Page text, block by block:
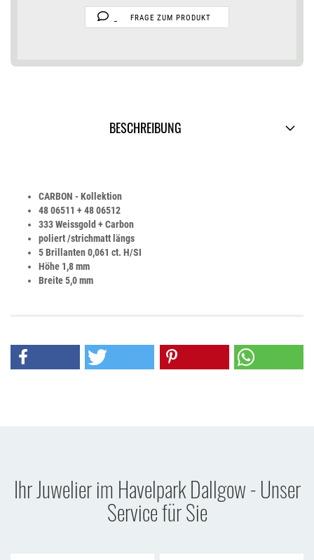
FRAGE ZUM PRODUKT
BESCHREIBUNG
CARBON - Kollektion
48 06511 + 48 06512
333 Weissgold + Carbon
poliert /strichmatt längs
5 Brillanten 0,061 ct. H/SI
Höhe 1,8 mm
Breite 5,0 mm
Ihr Juwelier im Havelpark Dallgow - Unser
Service für Sie